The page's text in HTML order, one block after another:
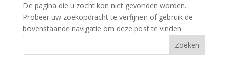
De pagina die u zocht kon niet gevonden worden.
Probeer uw zoekopdracht te verfijnen of gebruik de
bovenstaande navigatie om deze post te vinden.